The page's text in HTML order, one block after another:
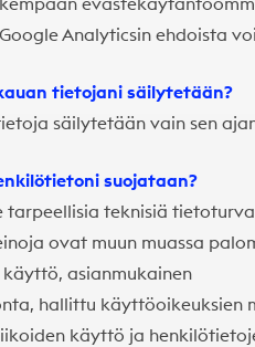
Google Analyticsin ehdoista
tietojani säilytetään?
säilytetään vain sen
suojataan?
tarpeellisia teknisiä
ovat muun muassa
asianmukainen
hallittu käyttöoikeuksien
käyttö ja